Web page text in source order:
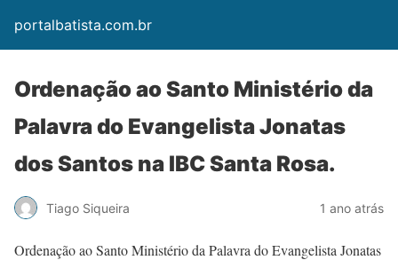
portalbatista.com.br
Ordenação ao Santo Ministério da
Palavra do Evangelista Jonatas
dos Santos na IBC Santa Rosa.
Tiago Siqueira 1 ano atrás
Ordenação ao Santo Ministério da Palavra do Evangelista Jonatas